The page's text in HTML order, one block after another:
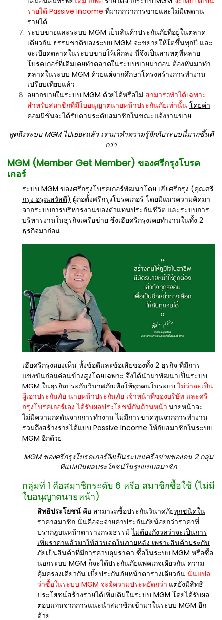
รายได้ Passive Income ที่มากกว่าการขายและไม่มีเพดาน
รายได้
ระบบขายและระบบ MGM เป็นสินค้าประกันภัยที่อยู่ในตลาด
เดียวกัน ธรรมชาติของระบบ MGM จะขยายให้โตขึ้นทุกปี และ
จะเบียดตลาดในระบบขายให้เล็กลง นี่จึงเป็นสาเหตุที่หลาย
โบรคเกอร์ที่เดิมเคยทำตลาดในระบบขายมาก่อน ต้องหันมาทำ
ตลาดในระบบ MGM ด้วยแต่จากศึกษาโครงสร้างการทำงาน
เปรียบเทียบแล้ว
อยากขายในระบบ MGM ด้วยได้หรือไม่ สามารถทำได้เฉพาะ
สำหรับสมาชิกที่มีใบอนุญาตนายหน้าประกันภัยเท่านั้น โดยค่า
คอมมิชั่นจะได้รับตามระดับสมาชิกในขณะแจ้งงานขาย
พูดถึงระบบ MGM ไปเยอะแล้ว เรามาทำความรู้จักกับระบบนี้มากขึ้นดี
กว่า
MGM (Member Get Member) ของศรีกรุงโบรค
เกอร์
ระบบ MGM ของศรีกรุงโบรคเกอร์พัฒนาโดย เฮียศรีกรุง (คุณศรี
กรุง อรุณสวัสดี) ผู้ก่อตั้งศรีกรุงโบรคเกอร์ โดยมีแนวความคิดมา
จากระบบการบริหารงานของตัวแทนประกันชีวิต และระบบการ
บริหารงานในธุรกิจเครือข่าย ซึ่งเฮียศรีกรุงเคยทำงานในทั้ง 2
ธุรกิจมาก่อน
เฮียศรีกรุงมองเห็น ทั้งข้อดีและข้อเสียของทั้ง 2 ธุรกิจ ที่มีการ
แข่งขันก่อนค่อนข้างสูงโดยเฉพาะ จึงได้นำมาพัฒนาเป็นระบบ
MGM ในธุรกิจประกันวินาศภัยเพื่อให้ทุกคนในระบบไม่ว่าจะเป็น
ผู้เอาประกันภัย นายหน้าประกันภัย เจ้าหน้าที่ของบริษัท และศรี
กรุงโบรคเกอร์เอง ได้รับผลประโยชน์กันถ้วนหน้า นายหน้าจะ
ไม่มีความกดดันจากการทำงาน ไม่มีการขาดทุนจากการทำงาน
รวมถึงสร้างรายได้แบบ Passive Income ให้กับสมาชิกในระบบ
MGM อีกด้วย
MGM ของศรีกรุงโบรคเกอร์จึงเป็นระบบเครือข่ายของคน 2 กลุ่ม
ที่แบ่งปันผลประโยชน์ในรูปแบบสมาชิก
กลุ่มที่ 1 คือสมาชิกระดับ 6 หรือ สมาชิกซื้อใช้ (ไม่มี
ใบอนุญาตนายหน้า)
สิทธิประโยชน์ คือ สามารถซื้อประกันวินาศภัยทุกชนิดใน
ราคาสมาชิก นั่นคือจะจ่ายค่าประกันภัยน้อยกว่าราคาที่
ปรากฎบนหน้าตารางกรมธรรม์ไม่ต้องกังวลว่าจะเป็นการ
เพิ่มราคาแล้วมาให้ส่วนลดในภายหลัง เพราะสินค้าประกัน
ภัยเป็นสินค้าที่มีการควบคุมราคา ซื้อในระบบ MGM หรือซื้อ
นอกระบบ MGM ก็จะได้ประกันภัยแพคเกจเดียวกัน ความ
คุ้มครองเดียวกัน เบี้ยประกันภัยหน้าตารางเดียวกัน นั่นแปล
ว่าซื้อในระบบ MGM จะมีความประหยัดกว่า แต่ยังมีสิทธิ
ประโยชน์สร้างรายได้เพิ่มเติมในระบบ MGM โดยได้รับผล
ตอบแทนจากการแนะนำสมาชิกเข้ามาในระบบ MGM อีก
ด้วย